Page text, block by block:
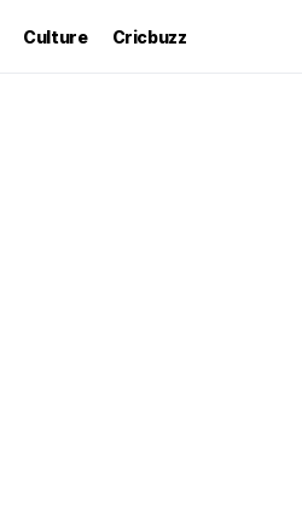
Culture Cricbuzz